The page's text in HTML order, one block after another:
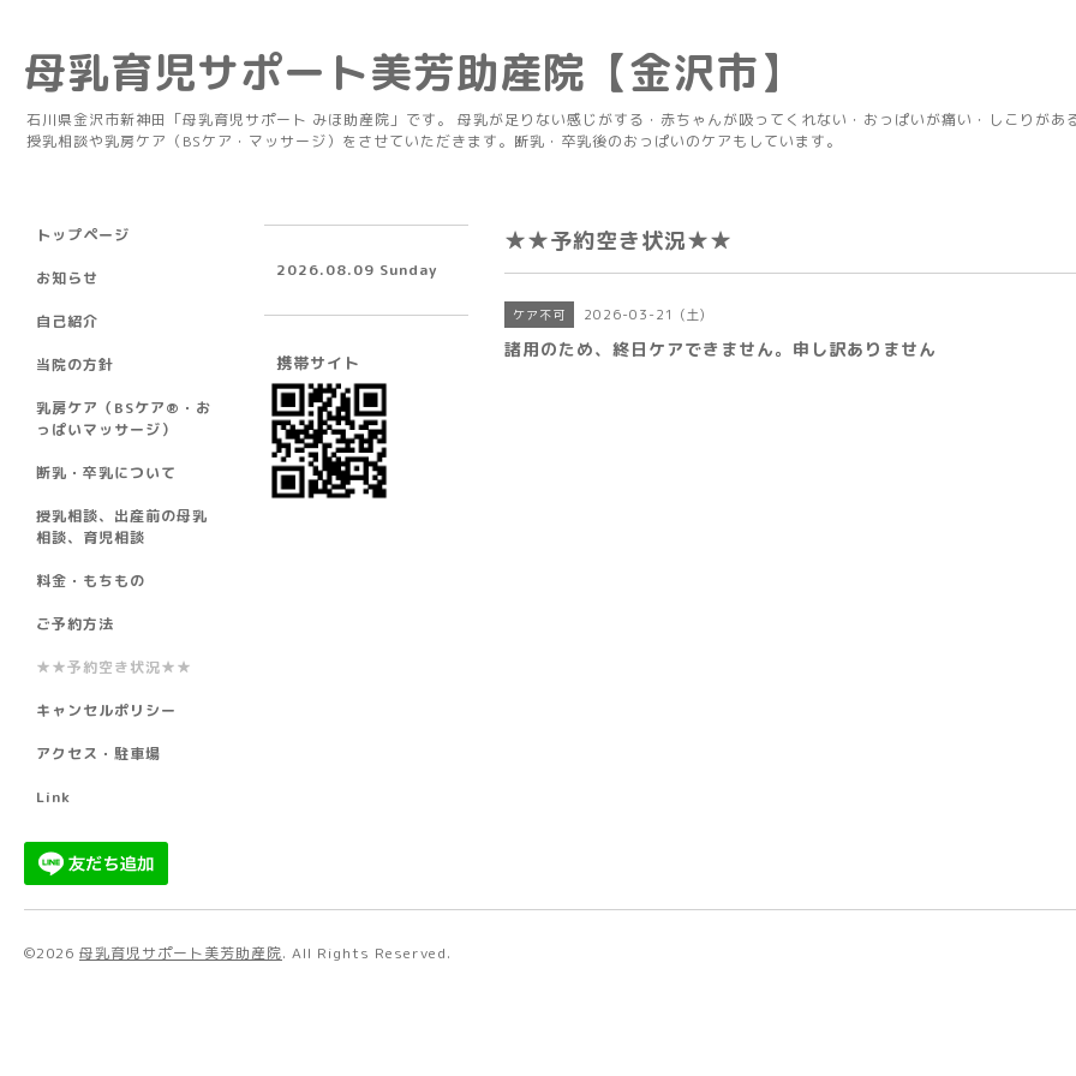
母乳育児サポート美芳助産院【金沢市】
石川県金沢市新神田「母乳育児サポート みほ助産院」です。 母乳が足りない感じがする・赤ちゃんが吸ってくれない・おっぱいが痛い・しこりがあ
授乳相談や乳房ケア（BSケア・マッサージ）をさせていただきます。断乳・卒乳後のおっぱいのケアもしています。
★★予約空き状況★★
ケア不可 2026-03-21 (土)
諸用のため、終日ケアできません。申し訳ありません
トップページ
お知らせ
自己紹介
当院の方針
乳房ケア（BSケア®︎・お
っぱいマッサージ）
断乳・卒乳について
授乳相談、出産前の母乳
相談、育児相談
料金・もちもの
ご予約方法
★★予約空き状況★★
キャンセルポリシー
アクセス・駐車場
Link
2026.08.09 Sunday
携帯サイト
©2026 母乳育児サポート美芳助産院. All Rights Reserved.